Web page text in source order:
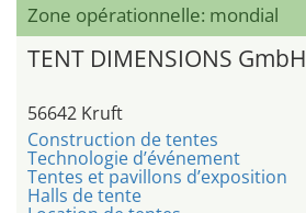
Zone opérationnelle: mondial
TENT DIMENSIONS GmbH
56642 Kruft
Construction de tentes
Technologie d’événement
Tentes et pavillons d’exposition
Halls de tente